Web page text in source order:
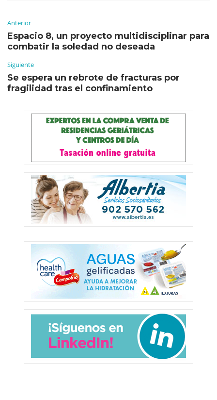
Anterior
Espacio 8, un proyecto multidisciplinar para
combatir la soledad no deseada
Siguiente
Se espera un rebrote de fracturas por
fragilidad tras el confinamiento